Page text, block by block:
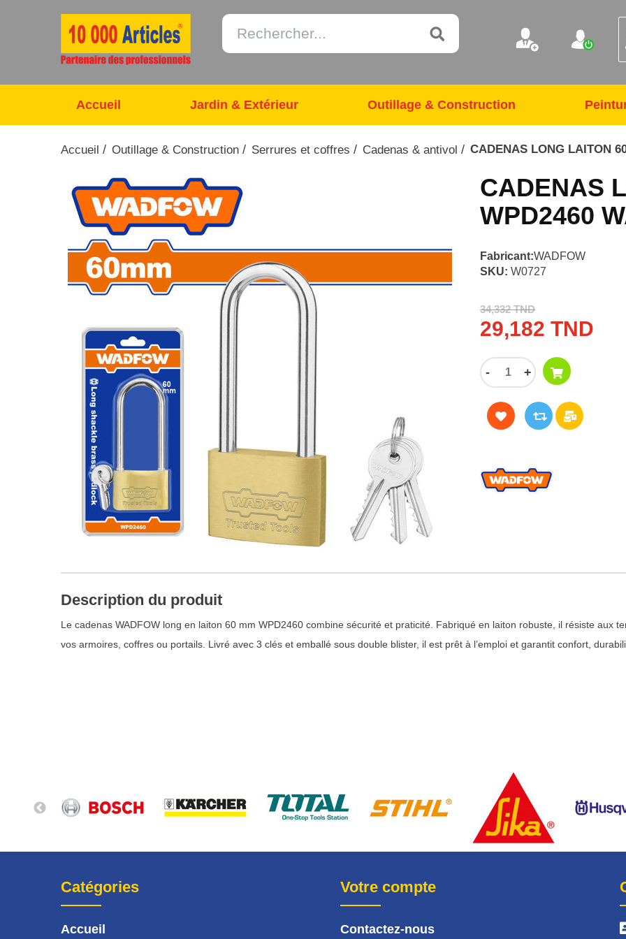
Accueil Jardin & Extérieur Outillage & Construction
Accueil / Outillage & Construction / Serrures et coffres / Cadenas & antivol / CADENAS LONG LAITON
CADENAS
WPD2460
Fabricant:WADFOW
SKU: W0727
34,332 TND
29,182 TND
- +
Description du produit
Le cadenas WADFOW long en laiton 60 mm WPD2460 combine sécurité et praticité. Fabriqué en laiton robuste, il résiste aux
vos armoires, coffres ou portails. Livré avec 3 clés et emballé sous double blister, il est prêt à l’emploi et garantit confort,
Catégories
Accueil
Votre compte
Contactez-nous